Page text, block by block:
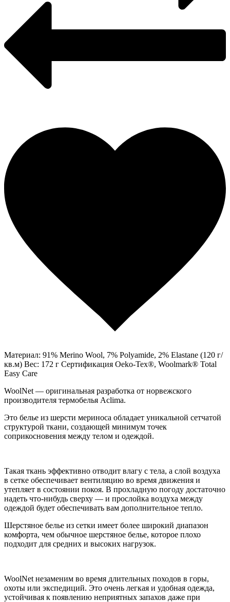
Материал: 91% Merino Wool, 7% Polyamide, 2% Elastane (120 г/
кв.м) Вес: 172 г Сертификация Oeko-Tex®, Woolmark® Total
Easy Care
WoolNet — оригинальная разработка от норвежского
производителя термобелья Aclima.
Это белье из шерсти мериноса обладает уникальной сетчатой
структурой ткани, создающей минимум точек
соприкосновения между телом и одеждой.
Такая ткань эффективно отводит влагу с тела, а слой воздуха
в сетке обеспечивает вентиляцию во время движения и
утепляет в состоянии покоя. В прохладную погоду достаточно
надеть что-нибудь сверху — и прослойка воздуха между
одеждой будет обеспечивать вам дополнительное тепло.
Шерстяное белье из сетки имеет более широкий диапазон
комфорта, чем обычное шерстяное белье, которое плохо
подходит для средних и высоких нагрузок.
WoolNet незаменим во время длительных походов в горы,
охоты или экспедиций. Это очень легкая и удобная одежда,
устойчивая к появлению неприятных запахов даже при